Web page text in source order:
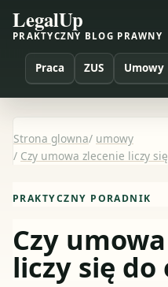
LegalUp
PRAKTYCZNY BLOG PRAWNY
Praca ZUS Umowy
Strona glowna/ umowy
/ Czy umowa zlecenie liczy
PRAKTYCZNY PORADNIK
Czy
liczy się